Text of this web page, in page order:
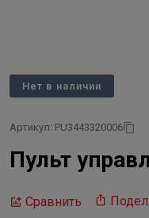
Нет в наличии
Артикул: PU3443320006
Пульт
Сравнить